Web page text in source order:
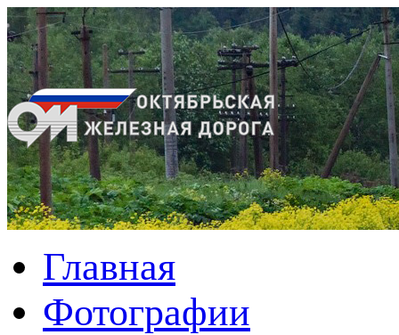
Главная
Фотографии